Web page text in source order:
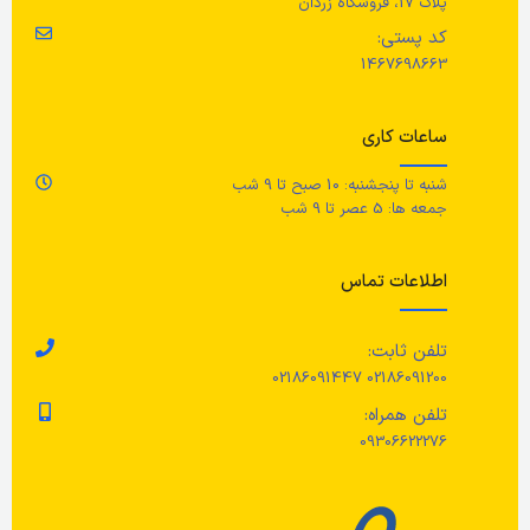
مراقبت ها
کد پستی:
1467698663
ساعات کاری
شنبه تا پنجشنبه: 10 صبح تا 9 شب
جمعه ها: 5 عصر تا 9 شب
اطلاعات تماس
تلفن ثابت:
02186091200 02186091447
تلفن همراه:
09306622276